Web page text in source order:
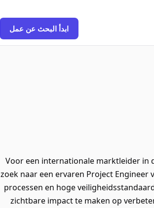
ابدأ البحث عن عمل
Voor een internationale marktleider in
zoek naar een ervaren Project
processen en hoge
zichtbare impact te maken op